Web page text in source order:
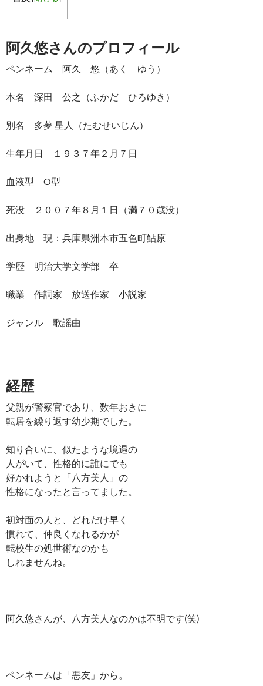
阿久悠さんのプロフィール
ペンネーム 阿久 悠（あく ゆう）
本名 深田 公之（ふかだ ひろゆき）
別名 多夢 星人（たむせいじん）
生年月日 １９３７年２月７日
血液型 O型
死没 ２００７年８月１日（満７０歳没）
出身地 現：兵庫県洲本市五色町鮎原
学歴 明治大学文学部 卒
職業 作詞家 放送作家 小説家
ジャンル 歌謡曲
経歴
父親が警察官であり、数年おきに
転居を繰り返す幼少期でした。
知り合いに、似たような境遇の
人がいて、性格的に誰にでも
好かれようと「八方美人」の
性格になったと言ってました。
初対面の人と、どれだけ早く
慣れて、仲良くなれるかが
転校生の処世術なのかも
しれませんね。
阿久悠さんが、八方美人なのかは不明です(笑)
ペンネームは「悪友」から。